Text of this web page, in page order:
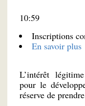
10:59
Inscriptions
En savoir plus
L’intérêt
pour le
réserve de